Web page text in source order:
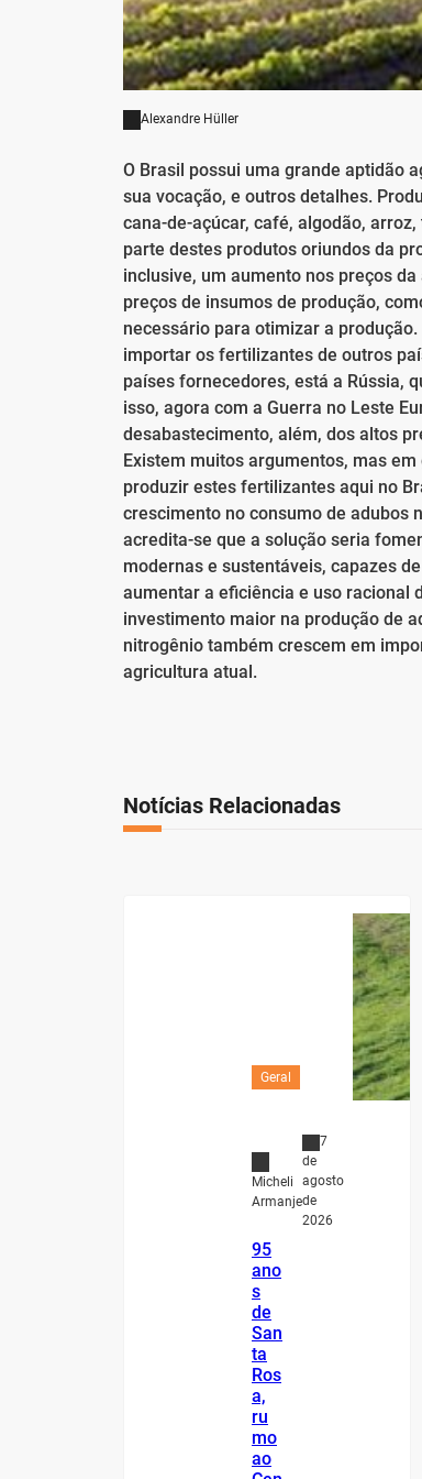
Alexandre Hüller
O Brasil possui uma grande aptidão
sua vocação, e outros detalhes.
cana-de-açúcar, café, algodão,
parte destes produtos oriundos da
inclusive, um aumento nos preços
preços de insumos de produção,
necessário para otimizar a
importar os fertilizantes de outros
países fornecedores, está a Rússia,
isso, agora com a Guerra no Leste
desabastecimento, além, dos altos
Existem muitos argumentos, mas
produzir estes fertilizantes aqui no
crescimento no consumo de adubos
acredita-se que a solução seria
modernas e sustentáveis, capazes
aumentar a eficiência e uso racional
investimento maior na produção de
nitrogênio também crescem em
agricultura atual.
Notícias Relacionadas
Geral
Micheli
Armanje
7
de
agosto
de
2026
95
ano
s
de
San
ta
Ros
a,
ru
mo
ao